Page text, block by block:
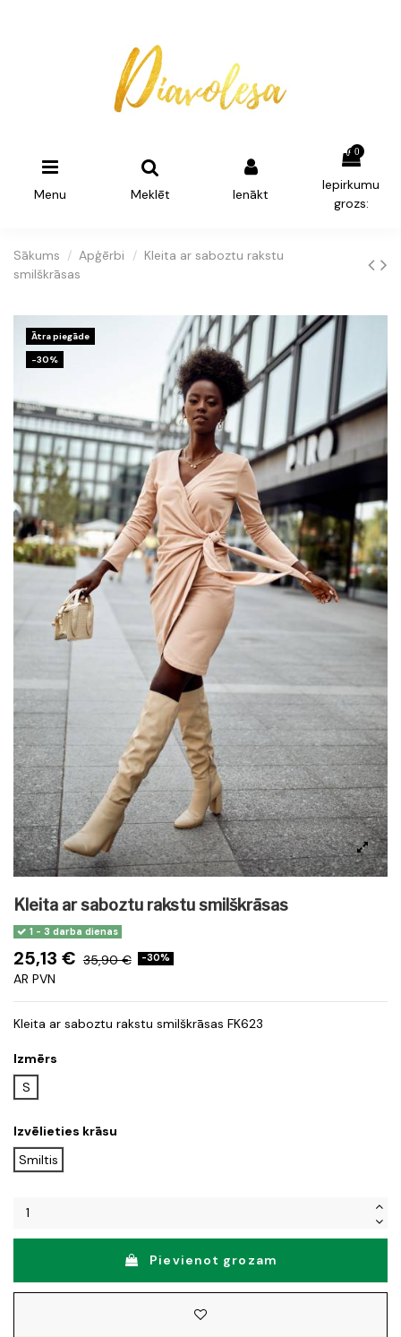
Menu Meklēt Ienākt
0
Iepirkumu
grozs:
Sākums Apģērbi
Kleita ar saboztu rakstu
smilškrāsas
Ātra piegāde
-30%
Kleita ar saboztu rakstu smilškrāsas
1 - 3 darba dienas
25,13 € 35,90 € -30%
AR PVN
Kleita ar saboztu rakstu smilškrāsas FK623
Izmērs
S
Izvēlieties krāsu
Smiltis
Pievienot grozam